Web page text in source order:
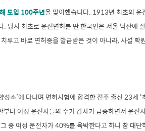
도입 100주년을 맞이했습니다. 1913년 최초의 운
당시 최초로 운전면허를 딴 한국인은 서울 낙산에
루고 바로 면허증을 발급받은 것이 아니라, 사설 학
소’에 다니며 면허시험에 합격한 전주 출신 23세
터 여성 운전자들의 수가 갑자기 급증하면서 운전
중 여성 운전자가 40%를 육박한다고 하니 참 대단